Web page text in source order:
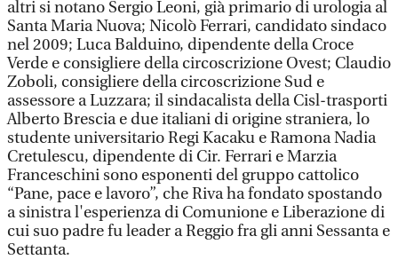
altri si notano Sergio Leoni, già primario di urologia al
Santa Maria Nuova; Nicolò Ferrari, candidato sindaco
nel 2009; Luca Balduino, dipendente della Croce
Verde e consigliere della circoscrizione Ovest; Claudio
Zoboli, consigliere della circoscrizione Sud e
assessore a Luzzara; il sindacalista della Cisl-trasporti
Alberto Brescia e due italiani di origine straniera, lo
studente universitario Regi Kacaku e Ramona Nadia
Cretulescu, dipendente di Cir. Ferrari e Marzia
Franceschini sono esponenti del gruppo cattolico
“Pane, pace e lavoro”, che Riva ha fondato spostando
a sinistra l'esperienza di Comunione e Liberazione di
cui suo padre fu leader a Reggio fra gli anni Sessanta e
Settanta.